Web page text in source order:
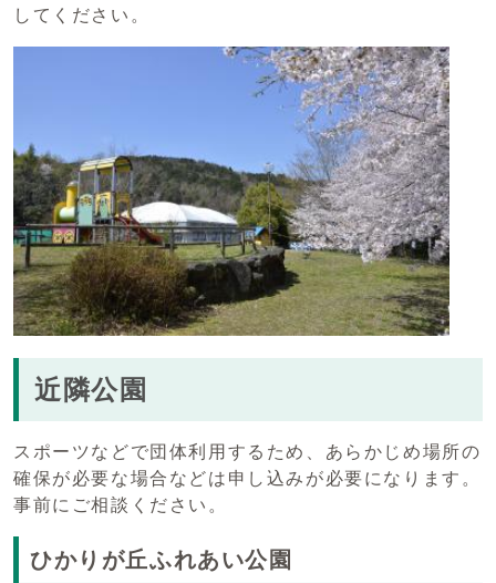
してください。
近隣公園
スポーツなどで団体利用するため、あらかじめ場所の
確保が必要な場合などは申し込みが必要になります。
事前にご相談ください。
ひかりが丘ふれあい公園